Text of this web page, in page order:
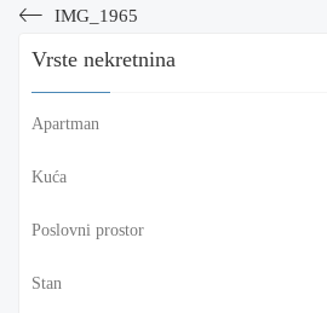
IMG_1965
Vrste nekretnina
Apartman
Kuća
Poslovni prostor
Stan